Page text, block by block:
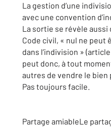
La gestion d’une
avec une convention
La sortie se révèle
Code civil, « nul ne
dans l’indivision »
peut donc, à tout
autres de vendre le bien
Pas toujours facile.
Partage amiableLe